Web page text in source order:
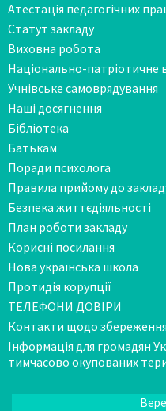
Атестація педагогічних
Статут закладу
Виховна робота
Національно-патріотичне
Учнівське самоврядування
Наші досягнення
Бібліотека
Батькам
Поради психолога
Правила прийому до
Безпека життєдіяльності
План роботи закладу
Корисні посилання
Нова українська школа
Протидія корупції
ТЕЛЕФОНИ ДОВІРИ
Контакти щодо
Інформація для громадян
тимчасово окупованих